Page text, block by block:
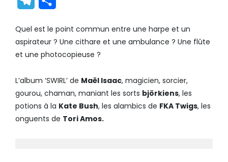
Quel est le point commun entre une harpe et un
aspirateur ? Une cithare et une ambulance ? Une flûte
et une photocopieuse ?
L’album ‘SWIRL’ de Maël Isaac, magicien, sorcier,
gourou, chaman, maniant les sorts björkiens, les
potions à la Kate Bush, les alambics de FKA Twigs, les
onguents de Tori Amos.